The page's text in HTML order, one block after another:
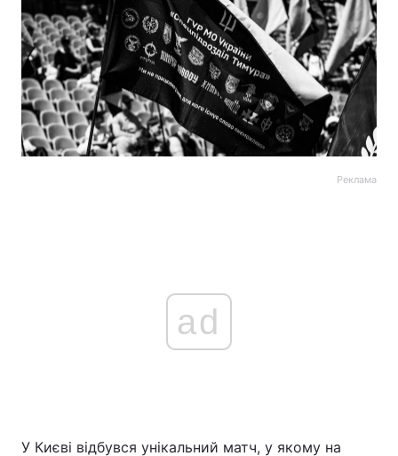
Реклама
ad
У Києві відбувся унікальний матч, у якому на